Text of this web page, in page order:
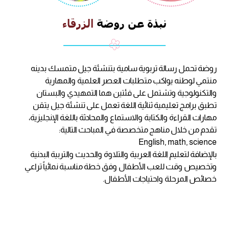
نبذة عن روضة الزرقاء
روضة تحمل رسالة تربوية سامية بتنشئة جيل متمسك بدينه
منتمي لوطنه يواكب متطلبات العصر العلمية والمهارية
والتكنولوجية وتشتمل على فئتين هما التمهيدي والبستان
تطبق برامج تعليمية ثنائية اللغة تعمل على تنشئة جيل يتقن
مهارات القراءة والكتابة والاستماع والمحادثة باللغة الإنجليزية،
تقدم من خلال مناهج متخصصة في المباحث التالية:
English, math, science
بالإضافة لتعليم اللغة العربية والتلاوة والحديث والتربية البدنية
وتخصيص وقت للعب الأطفال وفق خطة مناسبة نمائياً تراعي
خصائص المرحلة واحتياجات الأطفال.